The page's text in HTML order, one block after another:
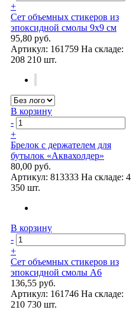
+
Сет объемных стикеров из
эпоксидной смолы 9х9 cм
95,80 руб.
Артикул: 161759 На складе:
208 210 шт.
В корзину
-
+
Брелок с держателем для
бутылок «Аквахолдер»
80,00 руб.
Артикул: 813333 На складе: 4
350 шт.
В корзину
-
+
Сет объемных стикеров из
эпоксидной смолы А6
136,55 руб.
Артикул: 161746 На складе:
210 730 шт.